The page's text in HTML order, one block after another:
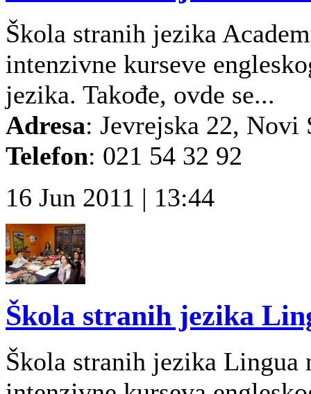
Škola stranih jezika
intenzivne kurseve
jezika. Takođe, ovde se...
Adresa: Jevrejska 22, Novi
Telefon: 021 54 32 92
16 Jun 2011 | 13:44
Škola stranih jezika
Škola stranih jezika Lingua